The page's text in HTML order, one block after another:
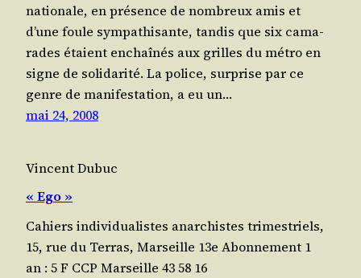
natio­nale, en pré­sence de nom­breux amis et
d’une foule sym­pa­thi­sante, tan­dis que six cama­
rades étaient enchaî­nés aux grilles du métro en
signe de solidarité. La police, sur­prise par ce
genre de mani­fes­ta­tion, a eu un…
mai 24, 2008
Vincent Dubuc
« Ego »
Cahiers indi­vi­dua­listes anar­chistes trimestriels,
15, rue du Ter­ras, Mar­seille 13e Abon­ne­ment 1
an : 5 F CCP Mar­seille 43 58 16